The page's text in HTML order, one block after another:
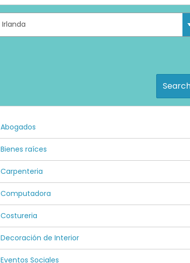
Abogados
Bienes raíces
Carpenteria
Computadora
Costureria
Decoración de Interior
Eventos Sociales